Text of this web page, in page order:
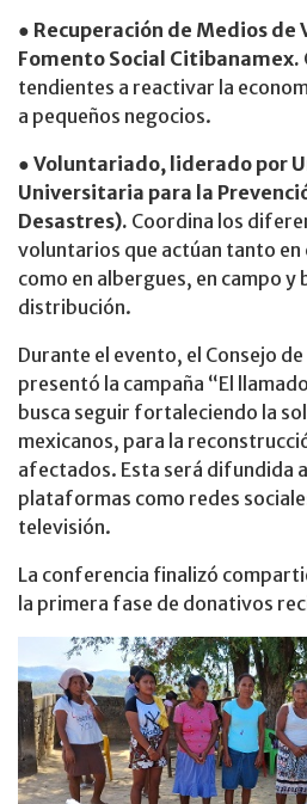
● Recuperación de Medios
Fomento Social Citibanamex.
tendientes a reactivar la
a pequeños negocios.
● Voluntariado, liderado por
Universitaria para la
Desastres). Coordina los
voluntarios que actúan tanto en
como en albergues, en campo y
distribución.
Durante el evento, el Consejo
presentó la campaña “El
busca seguir fortaleciendo la
mexicanos, para la
afectados. Esta será difundida
plataformas como redes
televisión.
La conferencia finalizó
la primera fase de donativos